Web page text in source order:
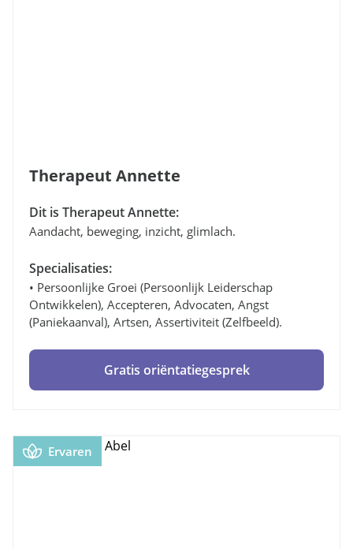
Therapeut Annette
Dit is Therapeut Annette:
Aandacht, beweging, inzicht, glimlach.
Specialisaties:
• Persoonlijke Groei (persoonlijk Leiderschap
Ontwikkelen), Accepteren, Advocaten, Angst
(paniekaanval), Artsen, Assertiviteit (zelfbeeld).
Gratis oriëntatiegesprek
Ervaren